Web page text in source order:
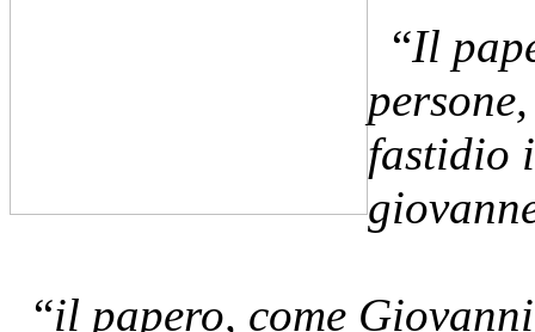
“Il
fastidio
“il papero, come